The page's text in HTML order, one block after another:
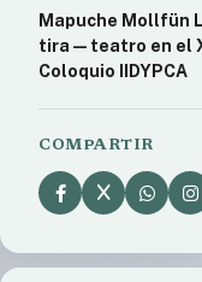
Mapuche Mollfün
tira — teatro en el
Coloquio IIDYPCA
COMPARTIR